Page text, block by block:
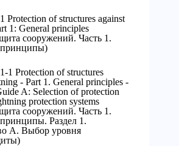
Protection of structures against
1: General principles
сооружений. Часть 1.
1 Protection of structures
- Part 1. General principles -
A: Selection of protection
protection systems
сооружений. Часть 1.
Раздел 1.
А. Выбор уровня